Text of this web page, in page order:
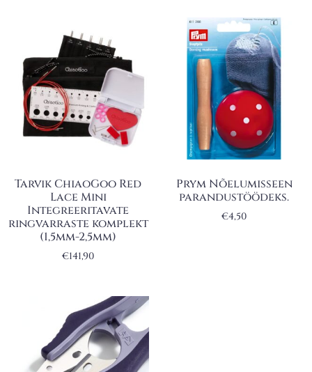
Tarvik ChiaoGoo Red
Lace Mini
Integreeritavate
ringvarraste komplekt
(1,5mm-2,5mm)
€141,90
Prym Nõelumisseen
parandustöödeks.
€4,50